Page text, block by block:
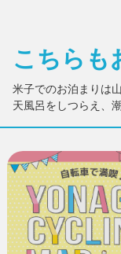
こちらも
米子でのお泊まりは
天風呂をしつらえ、